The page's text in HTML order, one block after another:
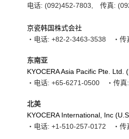
电话: (092)452-7803, 传真:
京瓷韩国株式会社
・电话: +82-2-3463-3538 ・传
东南亚
KYOCERA Asia Pacific Pte. Ltd.
・电话: +65-6271-0500 ・传真
北美
KYOCERA International, Inc
・电话: +1-510-257-0172 ・传